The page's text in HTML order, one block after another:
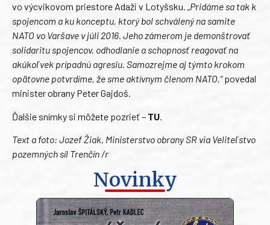
vo výcvikovom priestore Adaži v Lotyšsku. „Pridáme sa tak k
spojencom a ku konceptu, ktorý bol schválený na samite
NATO vo Varšave v júli 2016. Jeho zámerom je demonštrovať
solidaritu spojencov, odhodlanie a schopnosť reagovať na
akúkoľvek prípadnú agresiu. Samozrejme aj týmto krokom
opätovne potvrdíme, že sme aktívnym členom NATO,“povedal
minister obrany Peter Gajdoš.
Ďalšie snímky si môžete pozrieť – TU
Text a foto: Jozef Žiak, Ministerstvo obrany SR via Veliteľstvo
pozemných síl Trenčín /r
Novinky